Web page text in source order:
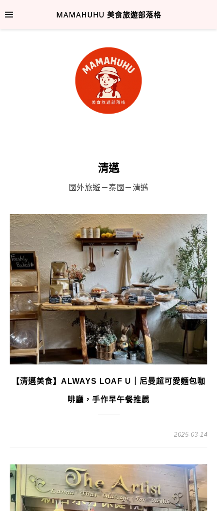
MAMAHUHU 美食旅遊部落格
清邁
國外旅遊－泰國－清邁
【清邁美食】ALWAYS LOAF U｜尼曼超可愛麵包咖
啡廳，手作早午餐推薦
2025-03-14